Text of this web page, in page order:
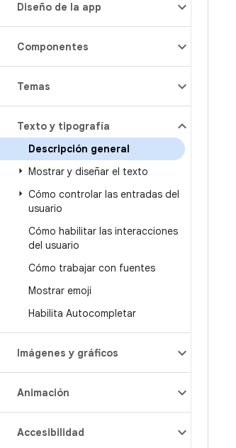
Diseño de la app
Componentes
Temas
Texto y tipografía
Descripción general
Mostrar y diseñar el texto
Cómo controlar las entradas del
usuario
Cómo habilitar las interacciones
del usuario
Cómo trabajar con fuentes
Mostrar emoji
Habilita Autocompletar
Imágenes y gráficos
Animación
Accesibilidad